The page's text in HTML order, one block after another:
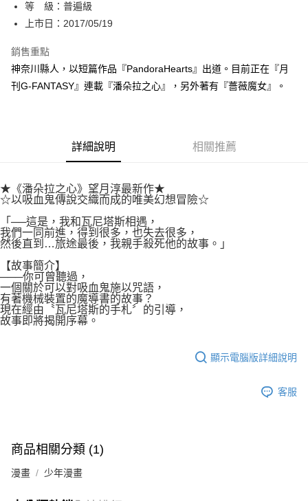
１．於結帳方式選擇「AFTEE先享後付」後，將跳轉至「AFTEE先享後付」
結帳頁面，進行簡訊認證並確認金額後，即可完成結帳。
２．訂單成立數日內，您將收到繳費通知簡訊。
ATM／網路銀行／等多元方式進行付款，方視為交易完成。
※ 請注意：結帳手續完成當下不需立刻繳費，但若您需要取消訂單，請聯絡
購買商品的店家。未經商家同意取消之訂單仍視為有效，需透過AFTEE先享
後付繳納相關費用。
權轉讓予恩沛科技股份有限公司。
２．關於個人資料處理事宜，請瀏覽以下網址：
https://aftee.tw/terms/#terms3
３．未成年的使用者請事先徵得法定代理人或監護人之同意方可使用
「AFTEE先享後付」，若未經同意申辦者引起之損失，本公司不負相關責
４．使用「AFTEE先享後付」時，將依據個別帳號之用戶狀況，依本公司即
時審查核予不同之上限額度；若仍有額度不足之情形，本公司將視審查結果
請求用戶進行身份認證。
５．嚴禁一人註冊多個帳號或使用他人資訊註冊。若發現惡意使用之情形，
恩沛科技股份有限公司將有權停止該用戶之使用額度並採取法律行動。
付款後全家取貨
每筆NT$80，滿NT$500(含以上)免運費
付款後7-11取貨
宅配
國家/地區配送
等 級：普遍級
上市日：2017/05/19
銷售重點
神奈川縣人，以短篇作品『PandoraHearts』出道。目前正在『月
刊G-FANTASY』連載『潘朵拉之心』，另外著有『薔薇魔女』。
詳細說明 相關推薦
★《潘朵拉之心》望月淳最新作★
☆以吸血鬼傳說交織而成的唯美幻想冒險☆
「──這是，我和瓦尼塔斯相遇，
我們一同前進，得到很多，也失去很多，
然後直到…旅途最後，我親手殺死他的故事。」
【故事簡介】
───你可曾聽過，
一個關於可以對吸血鬼施以咒語，
有著機械裝置的魔導書的故事？
現在經由〝瓦尼塔斯的手札〞的引導，
故事即將揭開序幕。
顯示電腦版詳細說明
客服
商品相關分類 (1)
漫畫 少年漫畫